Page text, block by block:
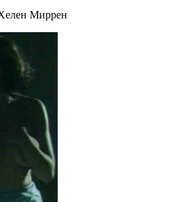
Миррен